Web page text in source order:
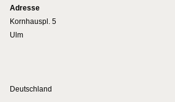
Adresse
Kornhauspl. 5
Ulm
Deutschland